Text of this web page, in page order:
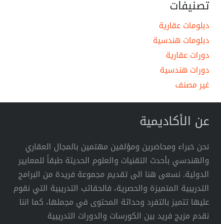
تصنيفات
دبلومات عقارية
دبلومات هندسية
دورات عقارية
دورات هندسية
غير مصنف
عن الأكاديمية
نحن خبراء ومحاضرين ومؤلفين مهتمين بالمجال العقاري
والهندسي بأحدث التقنيات والعلوم الحديثة طبقاً للمعايير
الدولية. نسعى هنا الى تقديم مجموعة فريدة من البرامج
التدريبية المتميزة والحصرية، فالحقائب التدريبية التي نقوم
عليها تتميز بالتفرد وحداثة المحتوى في مجملها، كما اننا
نقدم مزيج فريد بين الكورسات والدورات التدريبية